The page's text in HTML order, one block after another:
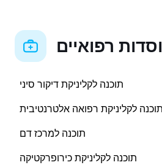
רפואיים
תוכנה לקליניקת דיקור סיני
תוכנה לקליניקת רפואה אלטרנטיבית
תוכנה למרכז דם
תוכנה לקליניקת כירופרקטיקה